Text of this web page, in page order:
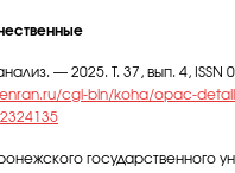
— 2025. Т. 37, вып. 4, ISSN
cgi-bin/koha/opac-
государственного